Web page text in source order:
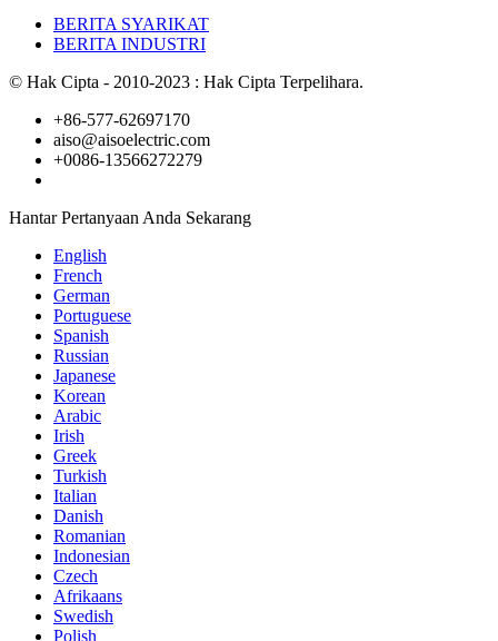
BERITA SYARIKAT
BERITA INDUSTRI
© Hak Cipta - 2010-2023 : Hak Cipta Terpelihara.
+86-577-62697170
aiso@aisoelectric.com
+0086-13566272279
Hantar Pertanyaan Anda Sekarang
English
French
German
Portuguese
Spanish
Russian
Japanese
Korean
Arabic
Irish
Greek
Turkish
Italian
Danish
Romanian
Indonesian
Czech
Afrikaans
Swedish
Polish